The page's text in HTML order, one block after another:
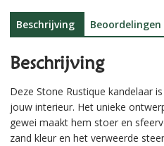
Beschrijving Beoordelingen
Beschrijving
Deze Stone Rustique kandelaar
jouw interieur. Het unieke
gewei maakt hem stoer en
zand kleur en het verweerde